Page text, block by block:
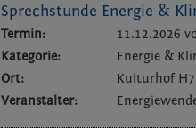
Sprechstunde Energie &
Termin: 11.12.2026
Kategorie:
Energie &
Ort:
Kulturhof H7
Veranstalter: